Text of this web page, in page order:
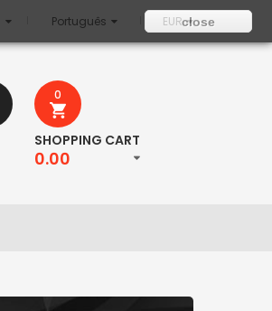
EUR
Português
0
SHOPPING CART
0.00
close